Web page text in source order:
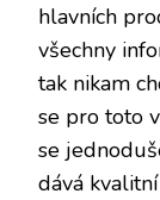
hlavních
všechny
tak nikam
se pro toto
se
dává